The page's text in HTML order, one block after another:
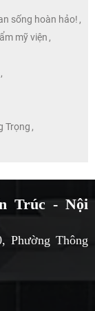
sống hoàn hảo! ,
mỹ viện ,
,
Trọng ,
Trúc - Nội
Phường Thông